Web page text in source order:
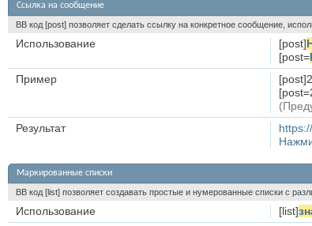
Ссылка на сообщение
BB код [post] позволяет сделать ссылку на конкретное сообщение,
[post]
[post=
Использование
Пример
Результат
Маркированные списки
BB код [list] позволяет создавать простые и нумерованные списки с
[list]
Использование